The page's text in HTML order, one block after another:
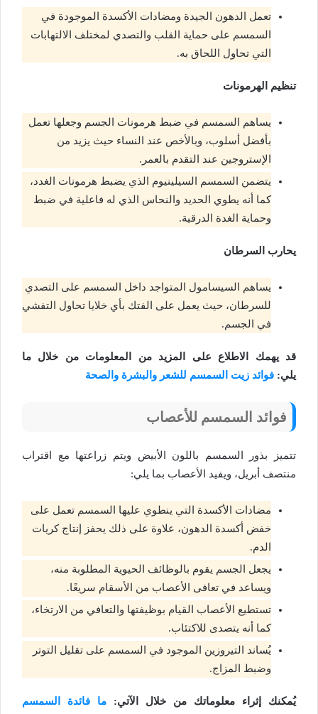
تعمل الدهون الجيدة ومضادات الأكسدة الموجودة في
السمسم على حماية القلب والتصدي لمختلف الالتهابات
التي تحاول اللحاق به.
تنظيم الهرمونات
يساهم السمسم في ضبط هرمونات الجسم وجعلها تعمل
بأفضل أسلوب، وبالأخص عند النساء حيث يزيد من
الإستروجين عند التقدم بالعمر.
يتضمن السمسم السيلينيوم الذي يضبط هرمونات الغدد،
كما أنه يطوي الحديد والنحاس الذي له فاعلية في ضبط
وحماية الغدة الدرقية.
يحارب السرطان
يساهم السيسامول المتواجد داخل السمسم على التصدي
للسرطان، حيث يعمل على الفتك بأي خلايا تحاول التفشي
في الجسم.
قد يهمك الاطلاع على المزيد من المعلومات من خلال ما
يلي: فوائد زيت السمسم للشعر والبشرة والصحة
فوائد السمسم للأعصاب
تتميز بذور السمسم باللون الأبيض ويتم زراعتها مع اقتراب
منتصف أبريل، ويفيد الأعصاب بما يلي:
مضادات الأكسدة التي ينطوي عليها السمسم تعمل على
خفض أكسدة الدهون، علاوة على ذلك يحفز إنتاج كريات
الدم.
يجعل الجسم يقوم بالوظائف الحيوية المطلوبة منه،
ويساعد في تعافى الأعصاب من الأسقام سريعًا.
تستطيع الأعصاب القيام بوظيفتها والتعافي من الارتخاء،
كما أنه يتصدى للاكتئاب.
يُساند التيروزين الموجود في السمسم على تقليل التوتر
وضبط المزاج.
يُمكنك إثراء معلوماتك من خلال الآتي: ما فائدة السمسم